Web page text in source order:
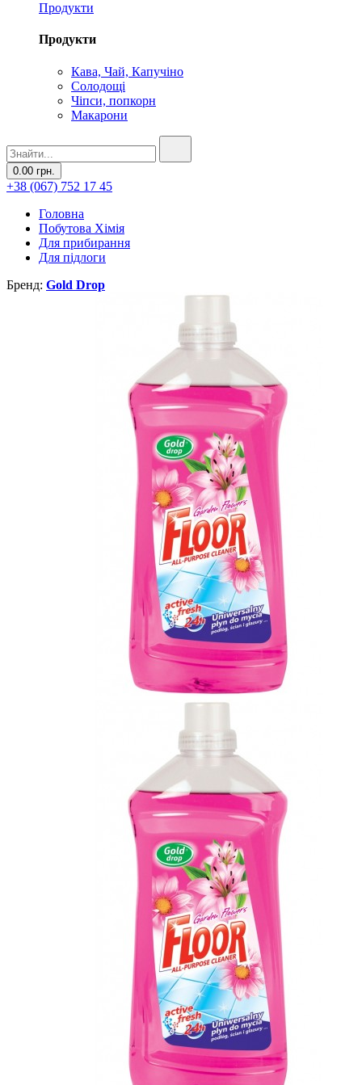
Продукти
Продукти
Кава, Чай, Капучіно
Солодощі
Чіпси, попкорн
Макарони
0.00 грн.
+38 (067) 752 17 45
Головна
Побутова Хімія
Для прибирання
Для підлоги
Бренд: Gold Drop